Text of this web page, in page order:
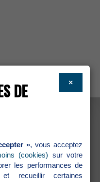
×
,vousacceptez
survotre